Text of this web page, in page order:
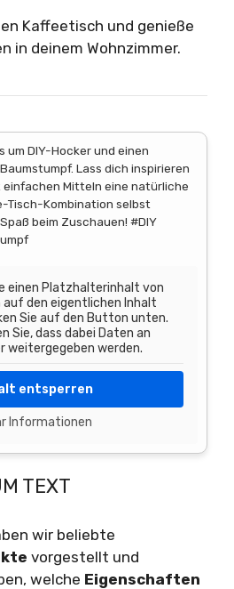
Kaffeetisch und genieße
in deinem Wohnzimmer.
um DIY-Hocker und einen
Lass dich inspirieren
einfachen Mitteln eine natürliche
Tisch-Kombination selbst
beim Zuschauen! #DIY
einen Platzhalterinhalt von
auf den eigentlichen Inhalt
Sie auf den Button unten.
Sie, dass dabei Daten an
weitergegeben werden.
entsperren
Informationen
TEXT
wir beliebte
vorgestellt und
welche Eigenschaften